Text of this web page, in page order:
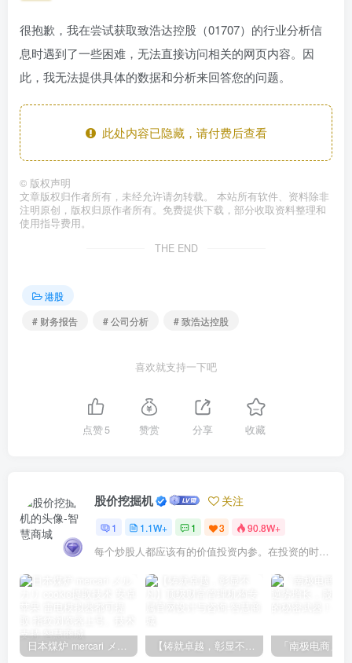
很抱歉，我在尝试获取致浩达控股（01707）的行业分析信
息时遇到了一些困难，无法直接访问相关的网页内容。因
此，我无法提供具体的数据和分析来回答您的问题。
此处内容已隐藏，请付费后查看
© 版权声明
文章版权归作者所有，未经允许请勿转载。 本站所有软件、资料除非
注明原创，版权归原作者所有。免费提供下载，部分收取资料整理和
使用指导费用。
THE END
港股
# 财务报告
# 公司分析 # 致浩达控股
喜欢就支持一下吧
点赞5 赞赏 分享 收藏
股价挖掘机 关注
1 1.1W+ 1 3 90.8W+
每个炒股人都应该有的价值投资内参。在投资的时候，我们把自己看成是企业分析师——而不是市场分析师，也不是宏观经济分析师，更不是证券分析师。
日本煤炉 mercari メルカリ cookie提取技术 安卓 苹果 雷电模拟器都可提取,指纹浏览器上号。技术支持 【铸就卓越，彰显不凡】顶级财富管理机构专属官网设计与咨询